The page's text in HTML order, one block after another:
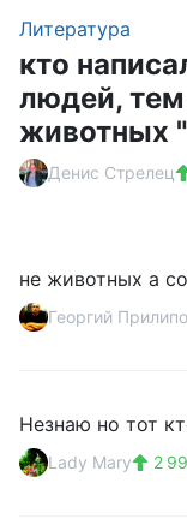
Литература
кто
людей,
животных "
Денис Стрелец
не животных а
Георгий
Незнаю но тот
Lady Mary 2